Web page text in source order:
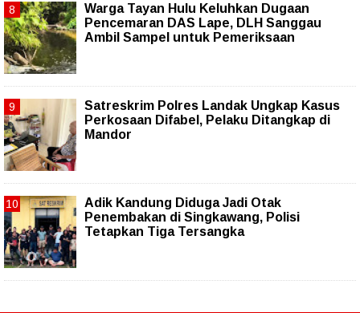
Warga Tayan Hulu Keluhkan Dugaan
Pencemaran DAS Lape, DLH Sanggau
Ambil Sampel untuk Pemeriksaan
Satreskrim Polres Landak Ungkap Kasus
Perkosaan Difabel, Pelaku Ditangkap di
Mandor
Adik Kandung Diduga Jadi Otak
Penembakan di Singkawang, Polisi
Tetapkan Tiga Tersangka